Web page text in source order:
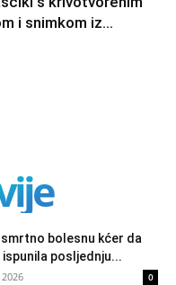
i snimkom iz...
bolesnu kćer da
posljednju...
0